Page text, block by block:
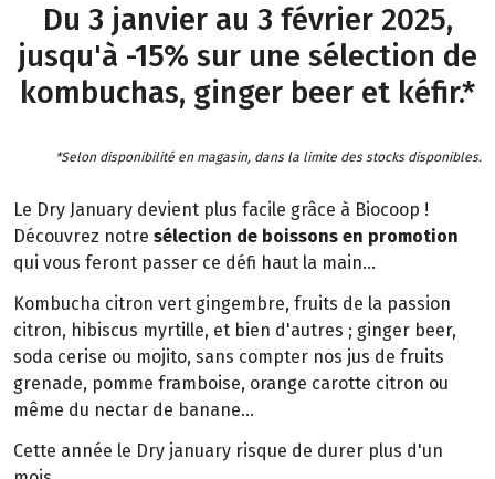
Du 3 janvier au 3 février 2025,
jusqu'à -15% sur une sélection de
kombuchas, ginger beer et kéfir.*
*Selon disponibilité en magasin, dans la limite des stocks disponibles.
Le Dry January devient plus facile grâce à Biocoop !
Découvrez notre sélection de boissons en promotion
qui vous feront passer ce défi haut la main...
Kombucha citron vert gingembre, fruits de la passion
citron, hibiscus myrtille, et bien d'autres ; ginger beer,
soda cerise ou mojito, sans compter nos jus de fruits
grenade, pomme framboise, orange carotte citron ou
même du nectar de banane...
Cette année le Dry january risque de durer plus d'un